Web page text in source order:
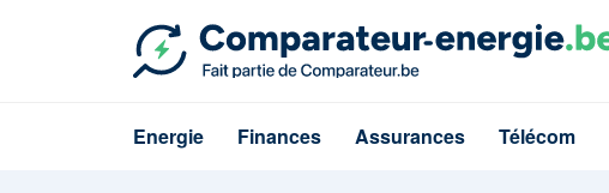
Energie Finances Assurances Télécom